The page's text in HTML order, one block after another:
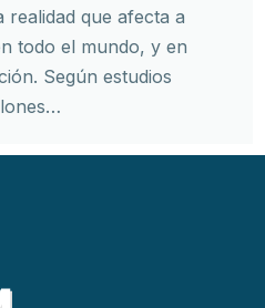
que afecta a
todo el mundo, y en
Según estudios